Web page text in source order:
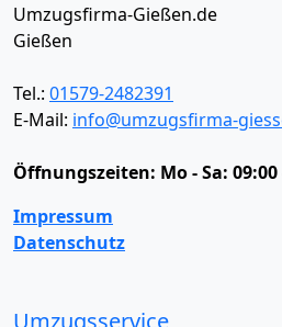
Umzugsfirma-Gießen.de
Gießen
Tel.: 01579-2482391
E-Mail: info@umzugsfirma-
Öffnungszeiten: Mo - Sa:
Impressum
Datenschutz
Umzugsservice